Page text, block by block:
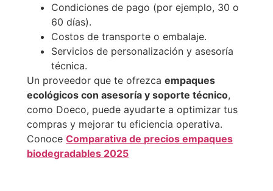
Condiciones de pago (por ejemplo, 30 o
60 días).
Costos de transporte o embalaje.
Servicios de personalización y asesoría
técnica.
Un proveedor que te ofrezcaempaques
ecológicos con asesoría y soporte técnico,
como Doeco, puede ayudarte a optimizar tus
compras y mejorar tu eficiencia operativa.
ConoceComparativa de precios empaques
biodegradables 2025